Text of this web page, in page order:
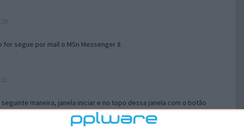
for segue por mail o MSn Messenger 8.
maneira, janela iniciar e no topo dessa janela com o botão
separador Menu ‘Iniciar’ clica no botão ‘Personalizar’ aí
escolheres o Browser com que queres navegar e o gestor de